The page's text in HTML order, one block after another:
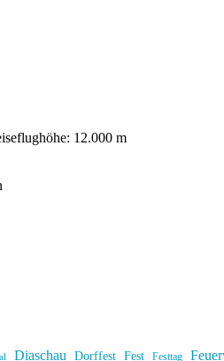
12.000 m
Diaschau Dorffest Fest Festtag